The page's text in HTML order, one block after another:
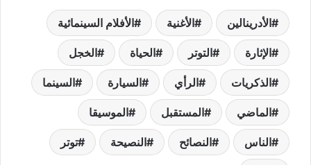
الأدرينالين الأغنية الأفلام السينمائية
الإثارة التوتر الحياة الخجل
الذكريات الرأي السيارة السينما
الماضي المستقبل الموسيقا
الناس النصائح النصيحة توتر